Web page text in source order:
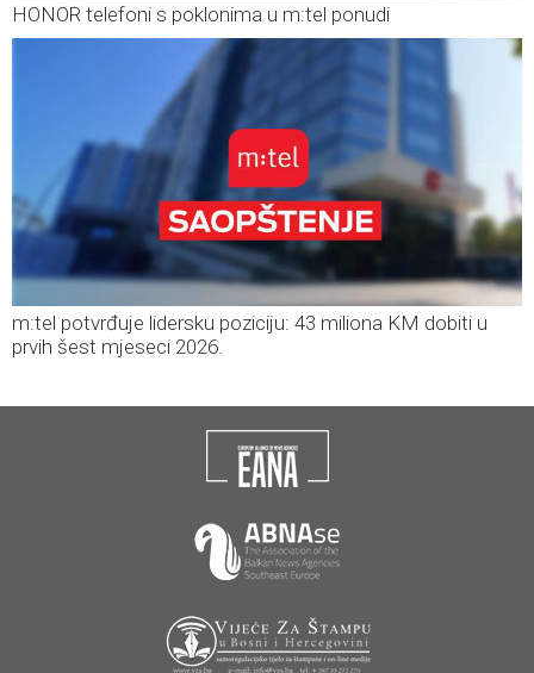
HONOR telefoni s poklonima u m:tel ponudi
m:tel potvrđuje lidersku poziciju: 43 miliona KM dobiti u
prvih šest mjeseci 2026.